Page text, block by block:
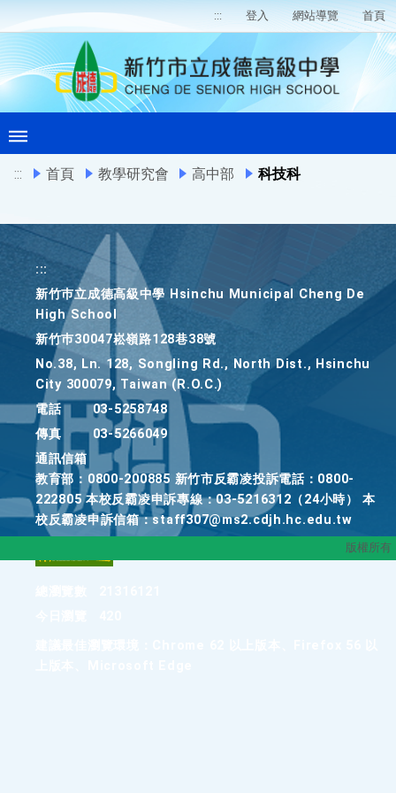
::: 登入 網站導覽 首頁
::: 首頁 教學研究會 高中部 科技科
:::
新竹巿立成德高級中學 Hsinchu Municipal Cheng De
High School
新竹巿30047崧嶺路128巷38號
No.38, Ln. 128, Songling Rd., North Dist., Hsinchu
City 300079, Taiwan (R.O.C.)
電話
03-5258748
傳真
03-5266049
通訊信箱
教育部：0800-200885 新竹市反霸凌投訴電話：0800-
222805 本校反霸凌申訴專線：03-5216312（24小時） 本
校反霸凌申訴信箱：staff307@ms2.cdjh.hc.edu.tw
版權所有